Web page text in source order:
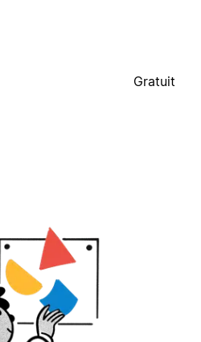
Gratuit